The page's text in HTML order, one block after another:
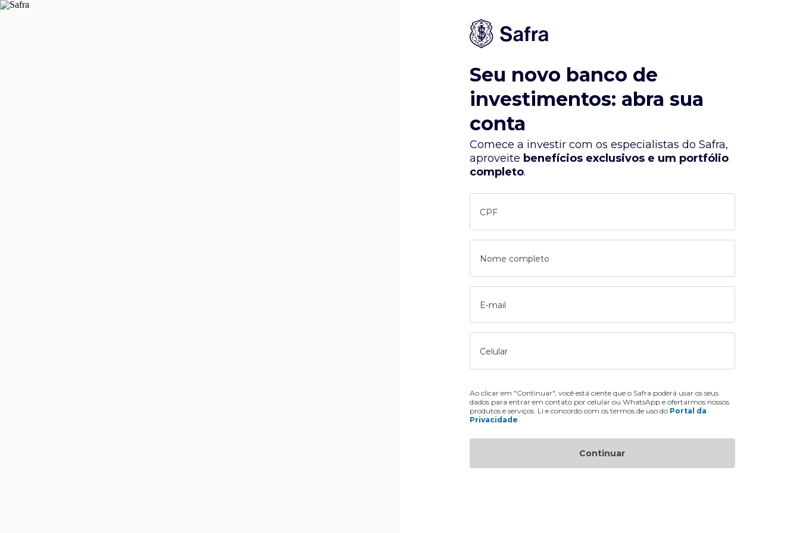
Seu novo banco de
investimentos: abra sua
conta
Comece a investir com os especialistas do Safra,
aproveite benefícios exclusivos e um portfólio
completo.
CPF
Nome completo
E-mail
Celular
Ao clicar em "Continuar", você está ciente que o Safra poderá usar os seus
dados para entrar em contato por celular ou WhatsApp e ofertarmos nossos
produtos e serviços. Li e concordo com os termos de uso do Portal da
Privacidade
Continuar